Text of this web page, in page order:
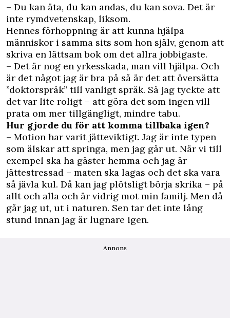
– Du kan äta, du kan andas, du kan sova. Det är
inte rymdvetenskap, liksom.
Hennes förhoppning är att kunna hjälpa
människor i samma sits som hon själv, genom att
skriva en lättsam bok om det allra jobbigaste.
– Det är nog en yrkesskada, man vill hjälpa. Och
är det något jag är bra på så är det att översätta
”doktorspråk” till vanligt språk. Så jag tyckte att
det var lite roligt – att göra det som ingen vill
prata om mer tillgängligt, mindre tabu.
Hur gjorde du för att komma tillbaka igen?
– Motion har varit jätteviktigt. Jag är inte typen
som älskar att springa, men jag går ut. När vi till
exempel ska ha gäster hemma och jag är
jättestressad – maten ska lagas och det ska vara
så jävla kul. Då kan jag plötsligt börja skrika – på
allt och alla och är vidrig mot min familj. Men då
går jag ut, ut i naturen. Sen tar det inte lång
stund innan jag är lugnare igen.
Annons